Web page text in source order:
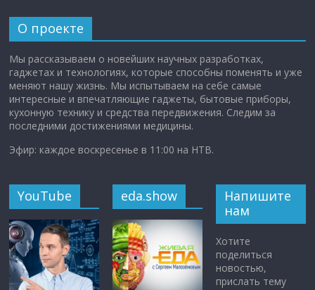
О проекте
Мы рассказываем о новейших научных разработках,
гаджетах и технологиях, которые способны поменять и уже
меняют нашу жизнь. Мы испытываем на себе самые
интересные и впечатляющие гаджеты, бытовые приборы,
кухонную технику и средства передвижения. Следим за
последними достижениями медицины.
Эфир: каждое воскресенье в 11:00 на НТВ.
YouTube eda.show
Напишите
нам
Хотите
поделиться
новостью,
прислать тему